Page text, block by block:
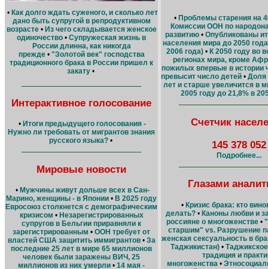
• Как долго ждать суженого, и сколько лет
дано быть супругой в репродуктивном
возрасте• Из чего складывается женское
одиночество • Супружеская жизнь в
России длинна, как никогда
прежде• "Золотой век" господства
традиционного брака в России пришел к
закату•
Интерактивное голосование
• Итоги предыдущего голосования -
Нужно ли требовать от мигрантов знания
русского языка?•
Мировые новости
• Мужчины живут дольше всех в Сан-
Марино, женщины - в Японии • В 2025 году
Евросоюз столкнется с демографическим
кризисом • Незарегистрированных
супругов в Бельгии приравняли к
зарегистрированным • ООН требует от
властей США защитить иммигрантов•За
последние 25 лет в мире 65 миллионов
человек были заражены ВИЧ, 25
миллионов из них умерли • 14 мая -
• Проблемы старения на
Комиссии ООН по
развитию• Опубликованы
населения мира до 2050
2006 года) • К 2050 году во
регионах мира, кроме
пожилых впервые в истории
превысит число детей • Доля
лет и старше увеличится в
2005 году до 21,8% в
Счетчик
145 378 052
Подробнее...
Глазами
• Кризис брака: кто
делать? • Каноны любви и
россияне о многоженстве•
старшим" vs. Разрушение
женская сексуальность в
Таджикистан) •
традиция и
многоженства •